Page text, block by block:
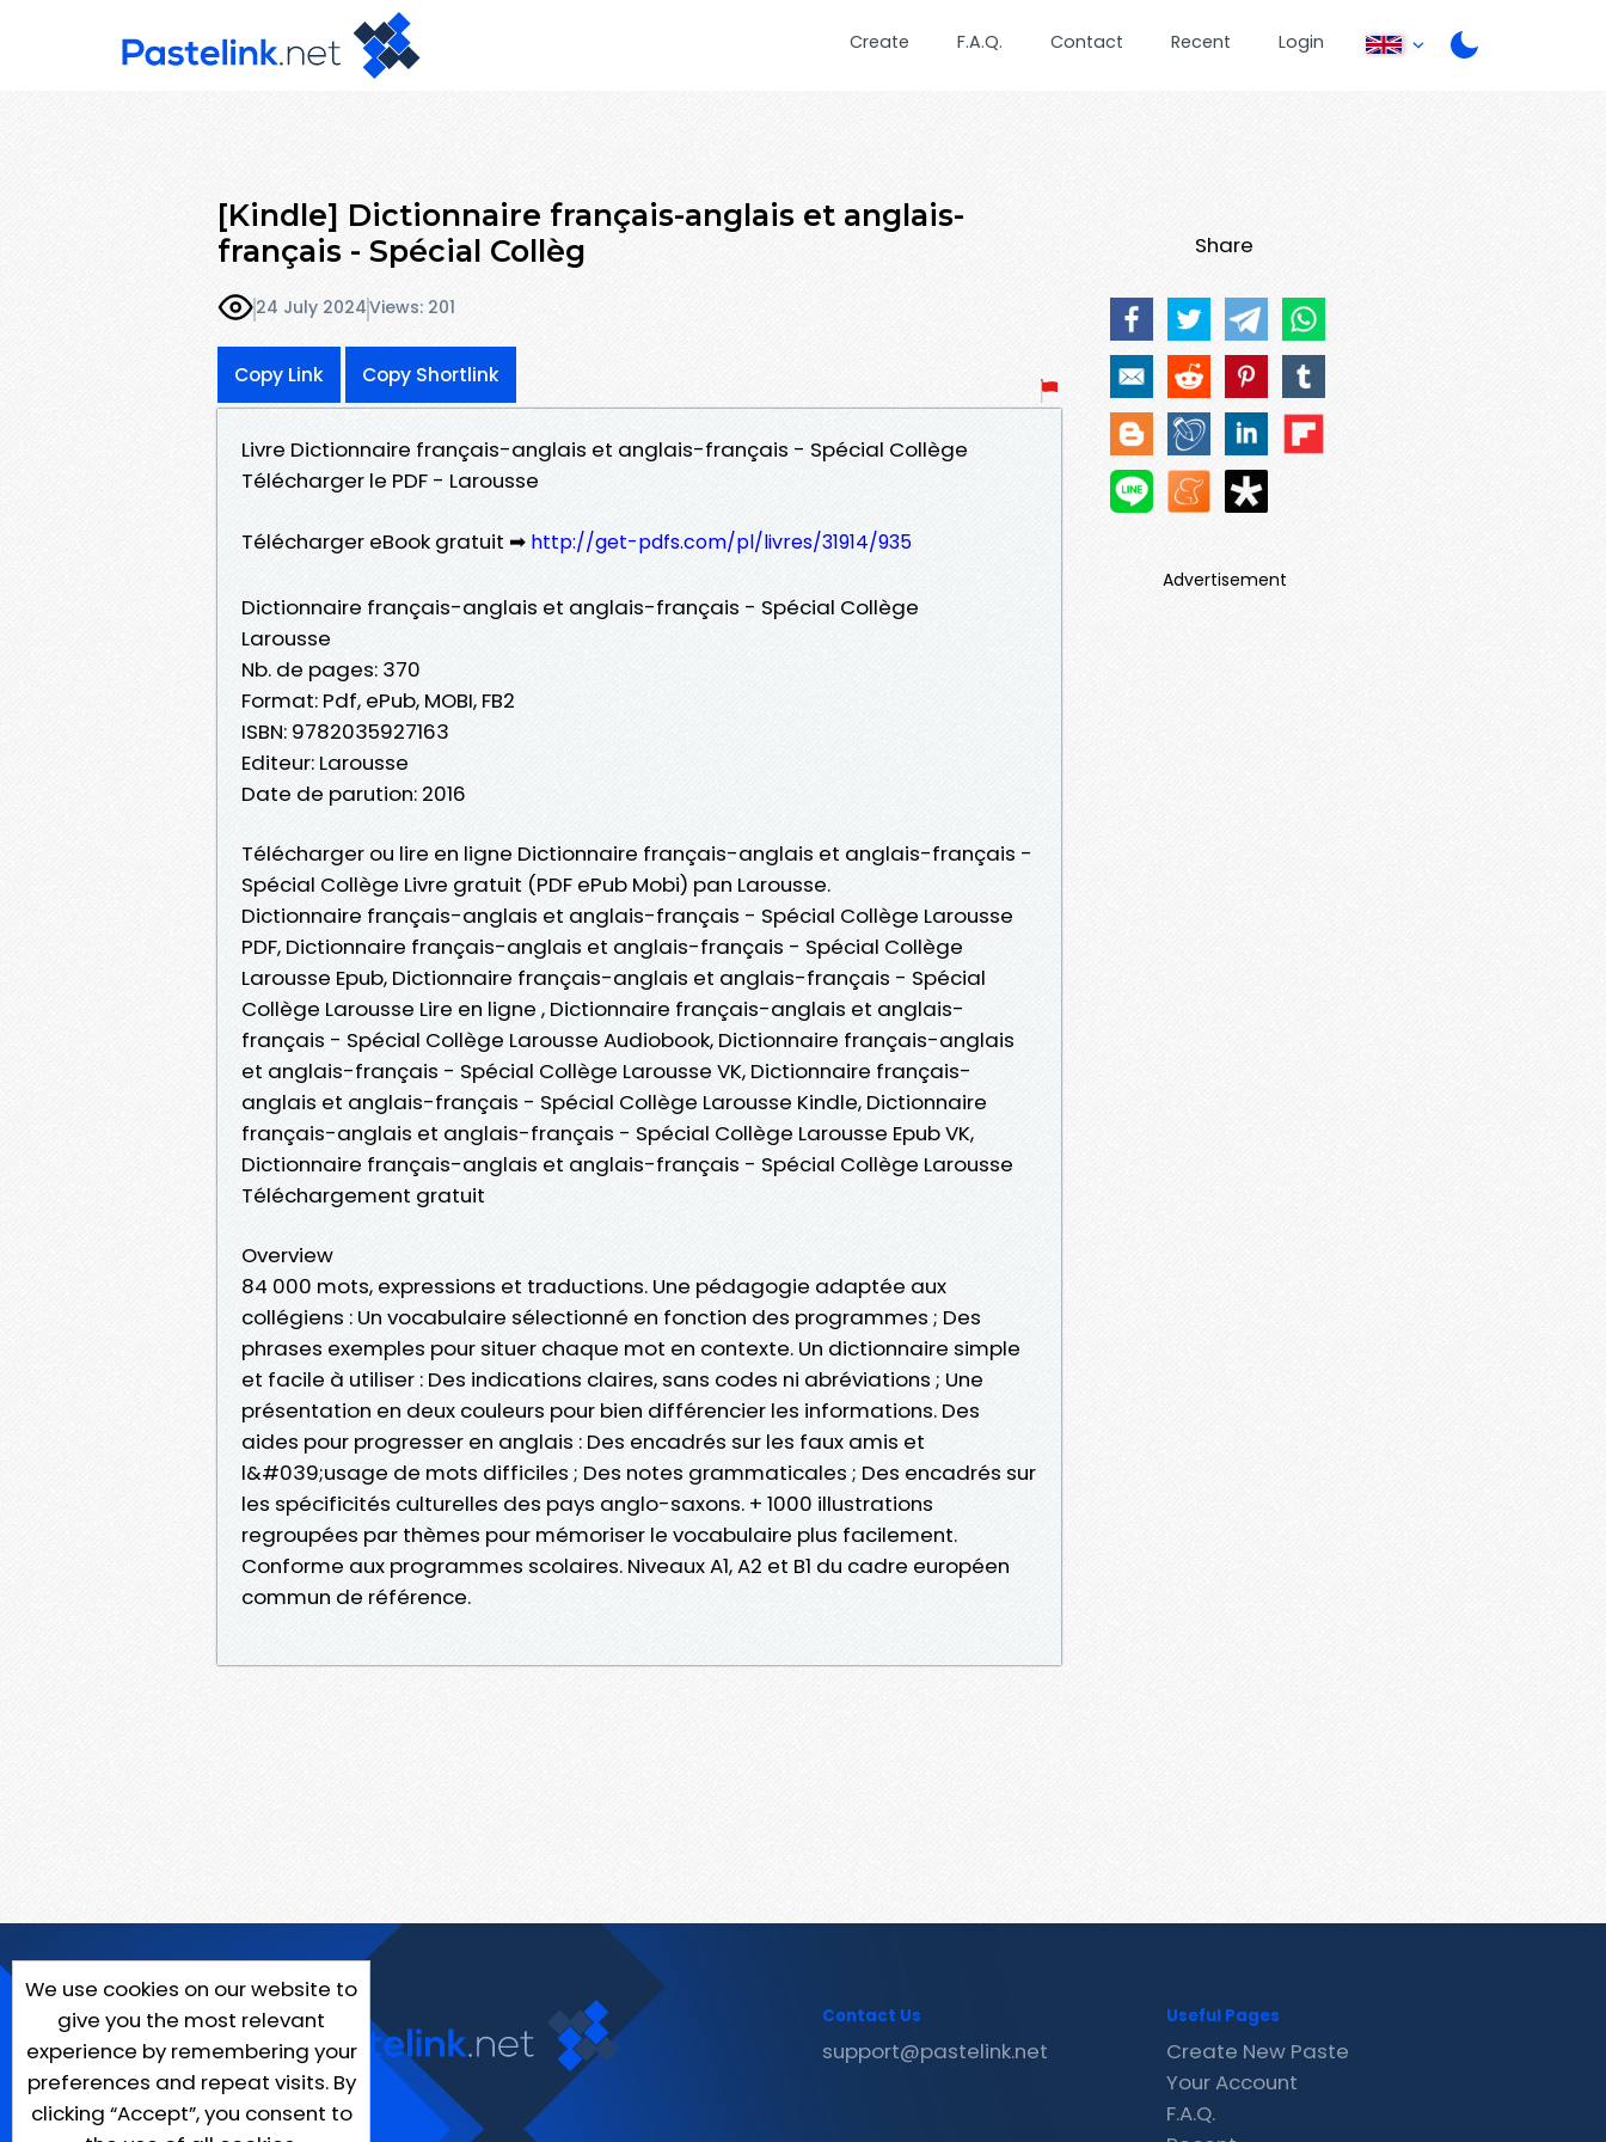
Create F.A.Q. Contact Recent Login
[Kindle] Dictionnaire français-anglais et anglais-
français - Spécial Collèg
24 July 2024Views: 201
Copy Link Copy Shortlink
Livre Dictionnaire français-anglais et anglais-français - Spécial Collège
Télécharger le PDF - Larousse
Télécharger eBook gratuit ➡ http://get-pdfs.com/pl/livres/31914/935
Dictionnaire français-anglais et anglais-français - Spécial Collège
Larousse
Nb. de pages: 370
Format: Pdf, ePub, MOBI, FB2
ISBN: 9782035927163
Editeur: Larousse
Date de parution: 2016
Télécharger ou lire en ligne Dictionnaire français-anglais et anglais-français -
Spécial Collège Livre gratuit (PDF ePub Mobi) pan Larousse.
Dictionnaire français-anglais et anglais-français - Spécial Collège Larousse
PDF, Dictionnaire français-anglais et anglais-français - Spécial Collège
Larousse Epub, Dictionnaire français-anglais et anglais-français - Spécial
Collège Larousse Lire en ligne , Dictionnaire français-anglais et anglais-
français - Spécial Collège Larousse Audiobook, Dictionnaire français-anglais
et anglais-français - Spécial Collège Larousse VK, Dictionnaire français-
anglais et anglais-français - Spécial Collège Larousse Kindle, Dictionnaire
français-anglais et anglais-français - Spécial Collège Larousse Epub VK,
Dictionnaire français-anglais et anglais-français - Spécial Collège Larousse
Téléchargement gratuit
Overview
84 000 mots, expressions et traductions. Une pédagogie adaptée aux
collégiens : Un vocabulaire sélectionné en fonction des programmes ; Des
phrases exemples pour situer chaque mot en contexte. Un dictionnaire simple
et facile à utiliser : Des indications claires, sans codes ni abréviations ; Une
présentation en deux couleurs pour bien différencier les informations. Des
aides pour progresser en anglais : Des encadrés sur les faux amis et
l&#039;usage de mots difficiles ; Des notes grammaticales ; Des encadrés sur
les spécificités culturelles des pays anglo-saxons. + 1000 illustrations
regroupées par thèmes pour mémoriser le vocabulaire plus facilement.
Conforme aux programmes scolaires. Niveaux A1, A2 et B1 du cadre européen
commun de référence.
Share
Advertisement
We use cookies on our website to
give you the most relevant
experience by remembering your
preferences and repeat visits. By
clicking “Accept”, you consent to
Contact Us
support@pastelink.net
Useful Pages
Create New Paste
Your Account
F.A.Q.